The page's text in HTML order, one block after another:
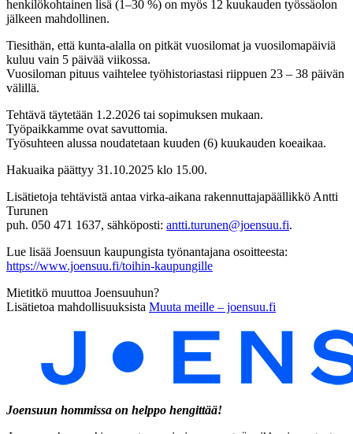
henkilökohtainen lisä (1–30 %) on myös 12 kuukauden työssäolon
jälkeen mahdollinen.
Tiesithän, että kunta-alalla on pitkät vuosilomat ja vuosilomapäiviä
kuluu vain 5 päivää viikossa.
Vuosiloman pituus vaihtelee työhistoriastasi riippuen 23 – 38 päivän
välillä.
Tehtävä täytetään 1.2.2026 tai sopimuksen mukaan.
Työpaikkamme ovat savuttomia.
Työsuhteen alussa noudatetaan kuuden (6) kuukauden koeaikaa.
Hakuaika päättyy 31.10.2025 klo 15.00.
Lisätietoja tehtävistä antaa virka-aikana rakennuttajapäällikkö Antti
Turunen
puh. 050 471 1637, sähköposti: antti.turunen@joensuu.fi.
Lue lisää Joensuun kaupungista työnantajana osoitteesta:
https://www.joensuu.fi/toihin-kaupungille
Mietitkö muuttoa Joensuuhun?
Lisätietoa mahdollisuuksista Muuta meille – joensuu.fi
Joensuun hommissa on helppo hengittää!